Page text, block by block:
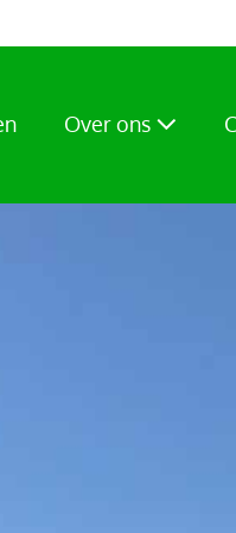
Over ons